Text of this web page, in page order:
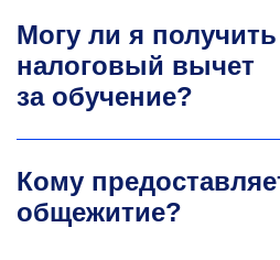
Могу ли я получить
налоговый вычет
за обучение?
Кому
общежитие?